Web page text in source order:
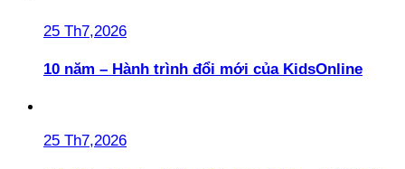
25 Th7,2026
10 năm – Hành trình đổi mới của KidsOnline
25 Th7,2026